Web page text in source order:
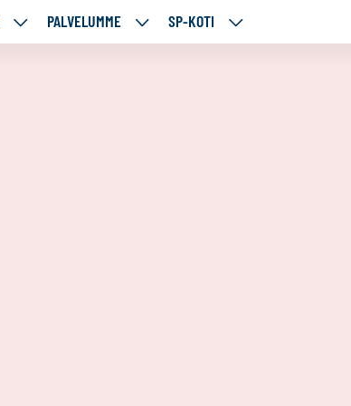
KOHTEEMME
PALVELUMME
PALVELUMME
SP-KOTI
SP-